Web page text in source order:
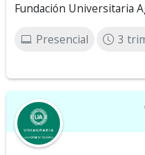
Fundación Universitaria
Presencial 3